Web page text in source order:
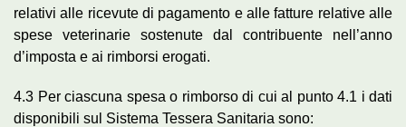
relativi alle ricevute di pagamento e alle fatture relative alle
spese veterinarie sostenute dal contribuente nell’anno
d’imposta e ai rimborsi erogati.
4.3 Per ciascuna spesa o rimborso di cui al punto 4.1 i dati
disponibili sul Sistema Tessera Sanitaria sono: